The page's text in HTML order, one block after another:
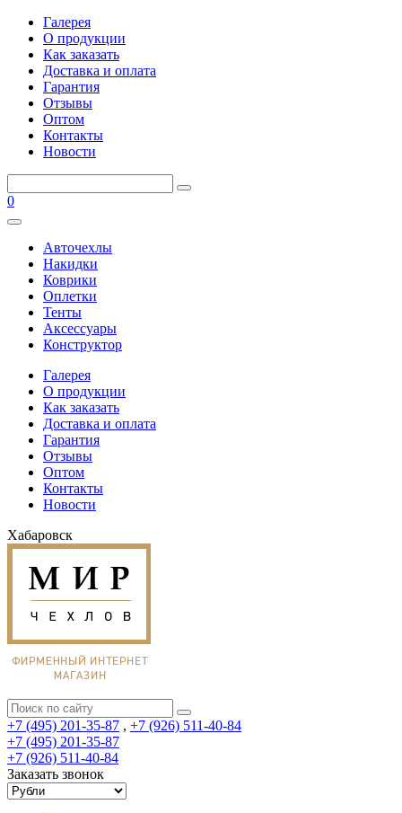
Галерея
О продукции
Как заказать
Доставка и оплата
Гарантия
Отзывы
Оптом
Контакты
Новости
0
Авточехлы
Накидки
Коврики
Оплетки
Тенты
Аксессуары
Конструктор
Галерея
О продукции
Как заказать
Доставка и оплата
Гарантия
Отзывы
Оптом
Контакты
Новости
Хабаровск
+7 (495) 201-35-87 , +7 (926) 511-40-84
+7 (495) 201-35-87
+7 (926) 511-40-84
Заказать звонок